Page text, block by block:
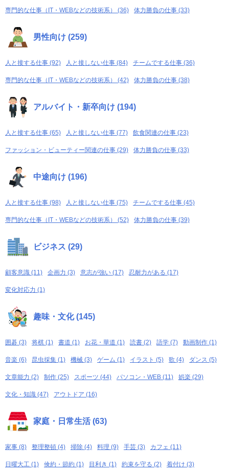
専門的な仕事（IT・WEBなどの技術系） (36) 体力勝負の仕事 (33)
男性向け (259)
人と接する仕事 (92) 人と接しない仕事 (84) チームでする仕事 (36)
専門的な仕事（IT・WEBなどの技術系） (42) 体力勝負の仕事 (38)
アルバイト・新卒向け (194)
人と接する仕事 (65) 人と接しない仕事 (77) 飲食関連の仕事 (23)
ファッション・ビューティー関連の仕事 (29) 体力勝負の仕事 (33)
中途向け (196)
人と接する仕事 (98) 人と接しない仕事 (75) チームでする仕事 (45)
専門的な仕事（IT・WEBなどの技術系） (52) 体力勝負の仕事 (39)
ビジネス (29)
顧客意識 (11) 企画力 (3) 意志が強い (17) 忍耐力がある (17)
変化対応力 (1)
趣味・文化 (145)
囲碁 (3) 将棋 (1) 書道 (1) お花・華道 (1) 読書 (2) 語学 (7) 動画制作 (1)
音楽 (6) 昆虫採集 (1) 機械 (3) ゲーム (1) イラスト (5) 歌 (4) ダンス (5)
文章能力 (2) 制作 (25) スポーツ (44) パソコン・WEB (11) 娯楽 (29)
文化・知識 (47) アウトドア (16)
家庭・日常生活 (63)
家事 (8) 整理整頓 (4) 掃除 (4) 料理 (9) 手芸 (3) カフェ (11)
日曜大工 (1) 倹約・節約 (1) 目利き (1) 約束を守る (2) 着付け (3)